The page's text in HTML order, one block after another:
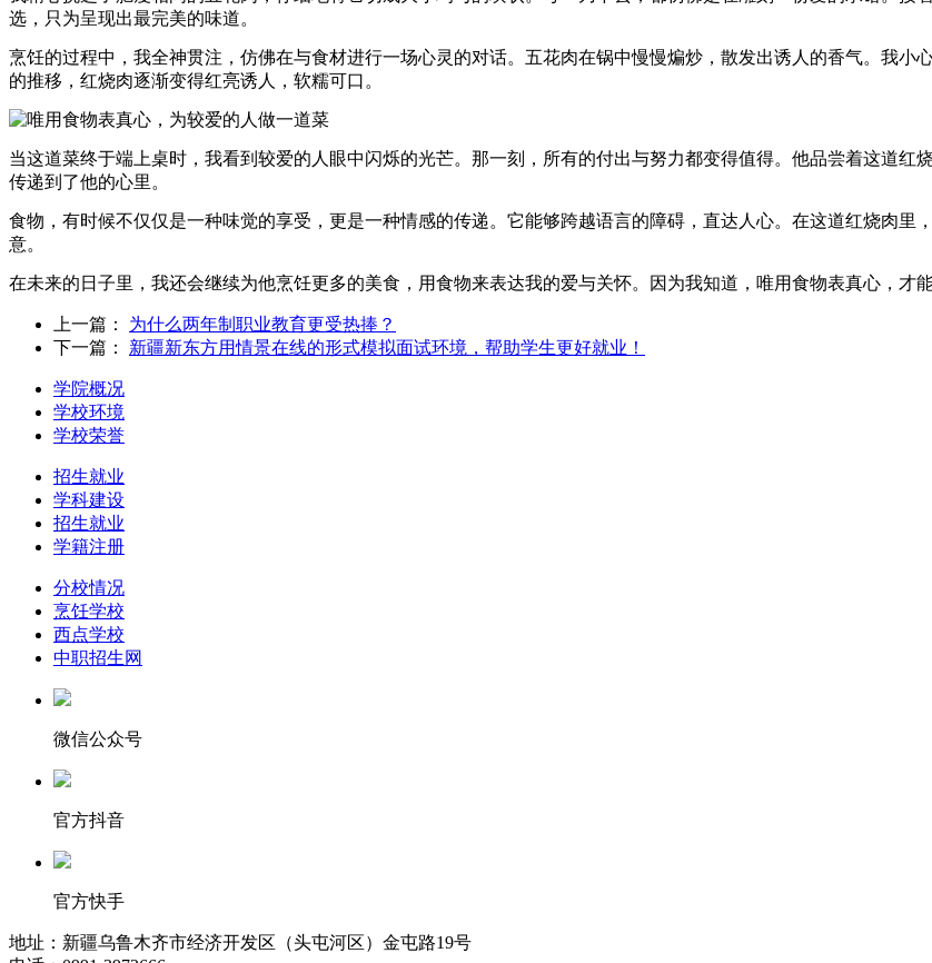
选，只为呈现出最完美的味道。
烹饪的过程中，我全神贯注，仿佛在与食材进行一场心灵的对话。五花肉在锅中慢慢煸炒，散发出诱人的香气。我小
的推移，红烧肉逐渐变得红亮诱人，软糯可口。
当这道菜终于端上桌时，我看到较爱的人眼中闪烁的光芒。那一刻，所有的付出与努力都变得值得。他品尝着这道红
传递到了他的心里。
食物，有时候不仅仅是一种味觉的享受，更是一种情感的传递。它能够跨越语言的障碍，直达人心。在这道红烧肉
意。
在未来的日子里，我还会继续为他烹饪更多的美食，用食物来表达我的爱与关怀。因为我知道，唯用食物表真心，才
上一篇： 为什么两年制职业教育更受热捧？
下一篇： 新疆新东方用情景在线的形式模拟面试环境，帮助学生更好就业！
学院概况
学校环境
学校荣誉
招生就业
学科建设
招生就业
学籍注册
分校情况
烹饪学校
西点学校
中职招生网
微信公众号
官方抖音
官方快手
地址：新疆乌鲁木齐市经济开发区（头屯河区）金屯路19号